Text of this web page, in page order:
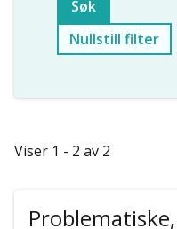
Nullstill filter
Viser 1 - 2 av 2